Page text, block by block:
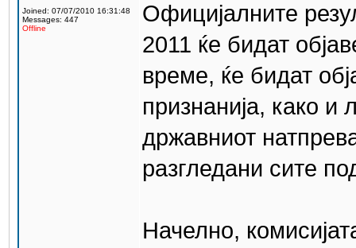
Joined: 07/07/2010 16:31:48
Messages: 447
Offline
Официјалните
2011 ќе бидат
време, ќе бидат
признанија, како и
државниот
разгледани сите
Начелно,